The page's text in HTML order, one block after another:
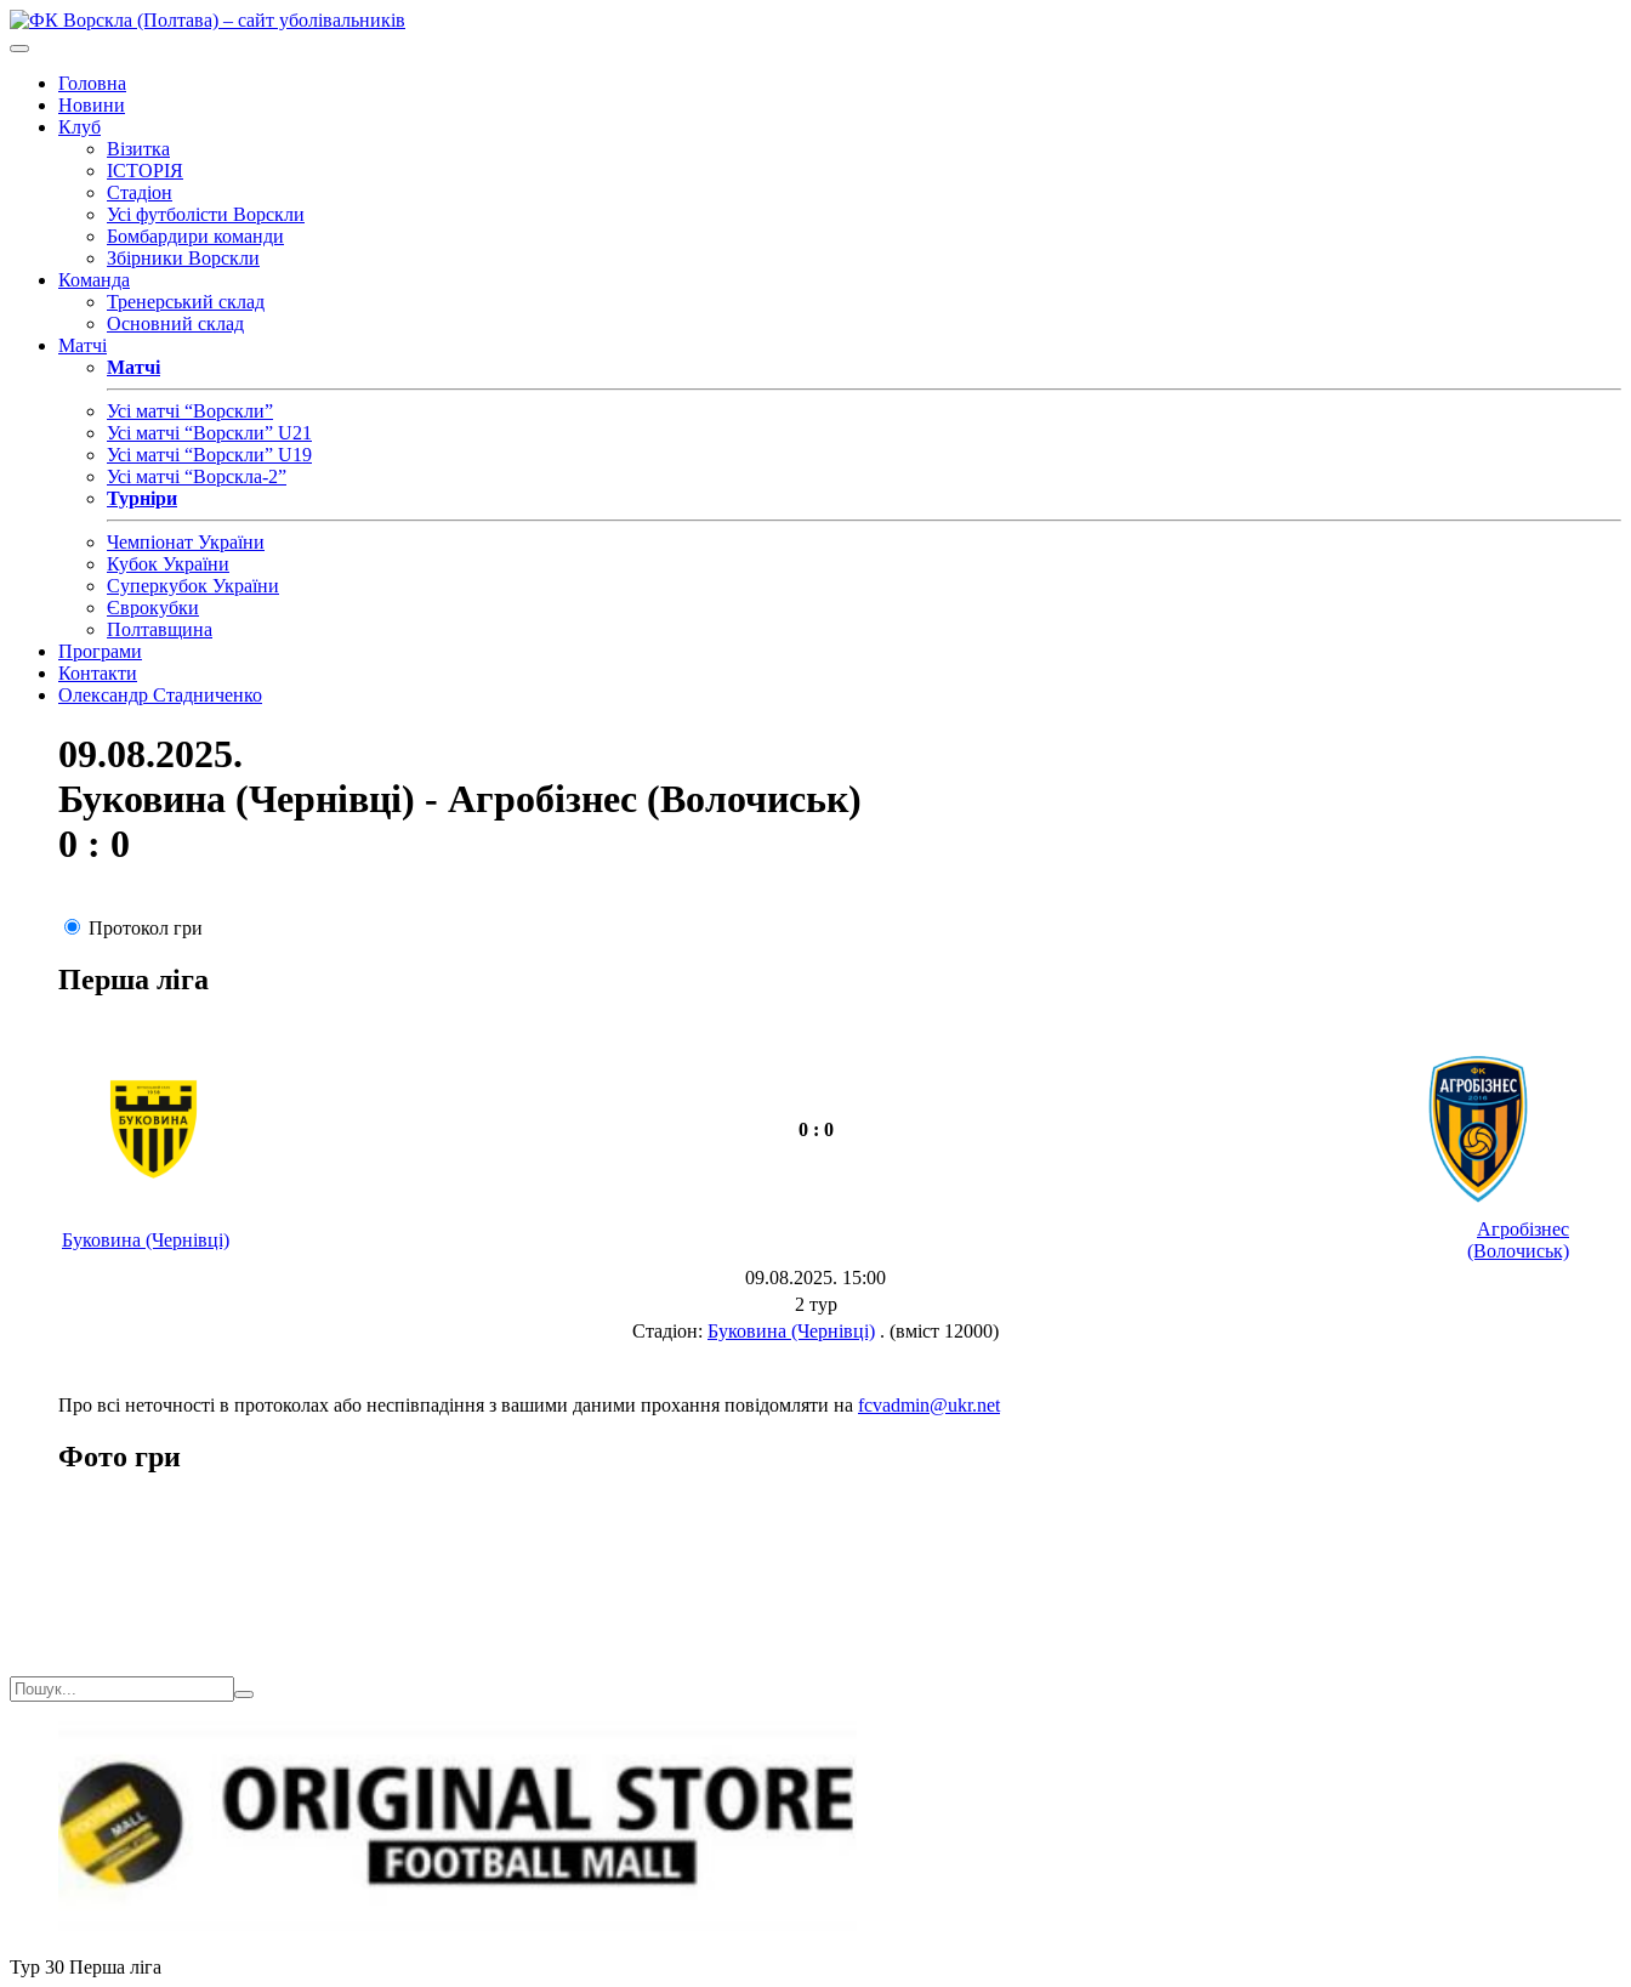
Головна
Новини
Клуб
Візитка
ІСТОРІЯ
Стадіон
Усі футболісти Ворскли
Бомбардири команди
Збірники Ворскли
Команда
Тренерський склад
Основний склад
Матчі
Матчі
Усі матчі “Ворскли”
Усі матчі “Ворскли” U21
Усі матчі “Ворскли” U19
Усі матчі “Ворскла-2”
Турніри
Чемпіонат України
Кубок України
Суперкубок України
Єврокубки
Полтавщина
Програми
Контакти
Олександр Стадниченко
09.08.2025.
Буковина (Чернівці) - Агробізнес (Волочиськ)
0 : 0
Протокол гри
Перша ліга
0 : 0
Буковина (Чернівці)
Агробізнес
(Волочиськ)
09.08.2025. 15:00
2 тур
Стадіон: Буковина (Чернівці) . (вміст 12000)
Про всі неточності в протоколах або неспівпадіння з вашими даними прохання повідомляти на fcvadmin@ukr.net
Фото гри
Тур 30 Перша ліга